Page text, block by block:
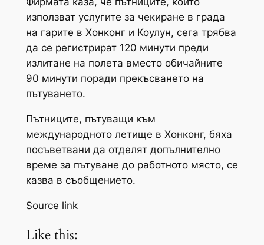
използват услугите за чекиране в града
на гарите в Хонконг и Коулун, сега трябва
да се регистрират 120 минути преди
излитане на полета вместо обичайните
90 минути поради прекъсването на
пътуването.
Пътниците, пътуващи към
международното летище в Хонконг, бяха
посъветвани да отделят допълнително
време за пътуване до работното място, се
казва в съобщението.
Source link
Like this: